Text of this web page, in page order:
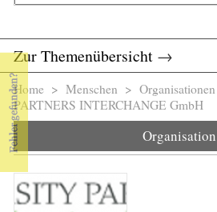
Zur Themenübersicht →
Sie sind hier
Home > Menschen > Organisationen
PARTNERS INTERCHANGE GmbH
Organisation